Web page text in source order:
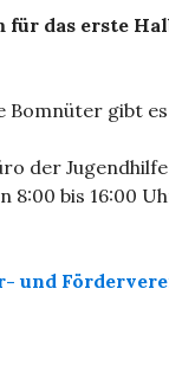
für das erste
Bomnüter gibt
der
bis 16:00
und